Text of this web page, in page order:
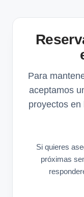
Para
aceptamos
proyectos en
Si quieres
próximas